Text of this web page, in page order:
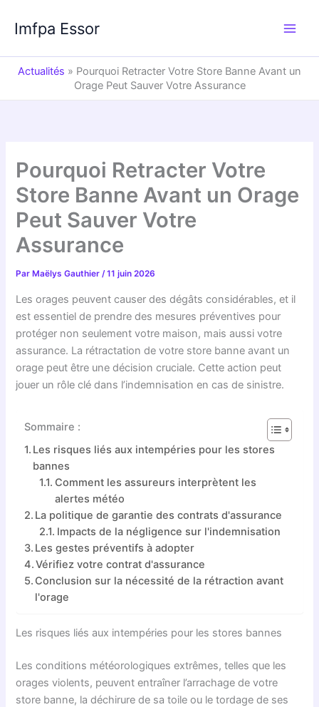
contenu
Imfpa Essor
Actualités » Pourquoi Retracter Votre Store Banne Avant un
Orage Peut Sauver Votre Assurance
Pourquoi Retracter Votre
Store Banne Avant un Orage
Peut Sauver Votre
Assurance
Par Maëlys Gauthier/11 juin 2026
Les orages peuvent causer des dégâts considérables, et il
est essentiel de prendre des mesures préventives pour
protéger non seulement votre maison, mais aussi votre
assurance. La rétractation de votre store banne avant un
orage peut être une décision cruciale. Cette action peut
jouer un rôle clé dans l’indemnisation en cas de sinistre.
Sommaire :
Les risques liés aux intempéries pour les stores
bannes
Comment les assureurs interprètent les
alertes météo
La politique de garantie des contrats d'assurance
Impacts de la négligence sur l'indemnisation
Les gestes préventifs à adopter
Vérifiez votre contrat d'assurance
Conclusion sur la nécessité de la rétraction avant
l'orage
Les risques liés aux intempéries pour les stores bannes
Les conditions météorologiques extrêmes, telles que les
orages violents, peuvent entraîner l’arrachage de votre
store banne, la déchirure de sa toile ou le tordage de ses